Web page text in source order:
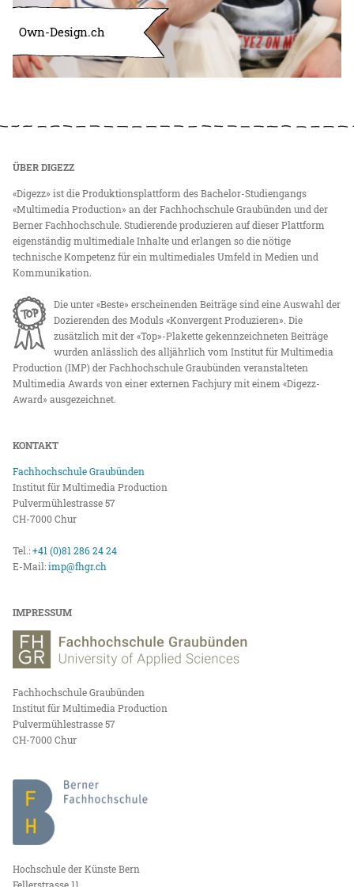
Own-Design.ch
ÜBER DIGEZZ
«Digezz» ist die Produktionsplattform des Bachelor-Studiengangs
«Multimedia Production» an der Fachhochschule Graubünden und der
Berner Fachhochschule. Studierende produzieren auf dieser Plattform
eigenständig multimediale Inhalte und erlangen so die nötige
technische Kompetenz für ein multimediales Umfeld in Medien und
Kommunikation.
Die unter «Beste» erscheinenden Beiträge sind eine Auswahl der
Dozierenden des Moduls «Konvergent Produzieren». Die
zusätzlich mit der «Top»-Plakette gekennzeichneten Beiträge
wurden anlässlich des alljährlich vom Institut für Multimedia
Production (IMP) der Fachhochschule Graubünden veranstalteten
Multimedia Awards von einer externen Fachjury mit einem «Digezz-
Award» ausgezeichnet.
KONTAKT
Fachhochschule Graubünden
Institut für Multimedia Production
Pulvermühlestrasse 57
CH-7000 Chur
Tel.:+41 (0)81 286 24 24
E-Mail:imp@fhgr.ch
IMPRESSUM
Fachhochschule Graubünden
Institut für Multimedia Production
Pulvermühlestrasse 57
CH-7000 Chur
Hochschule der Künste Bern
Fellerstrasse 11